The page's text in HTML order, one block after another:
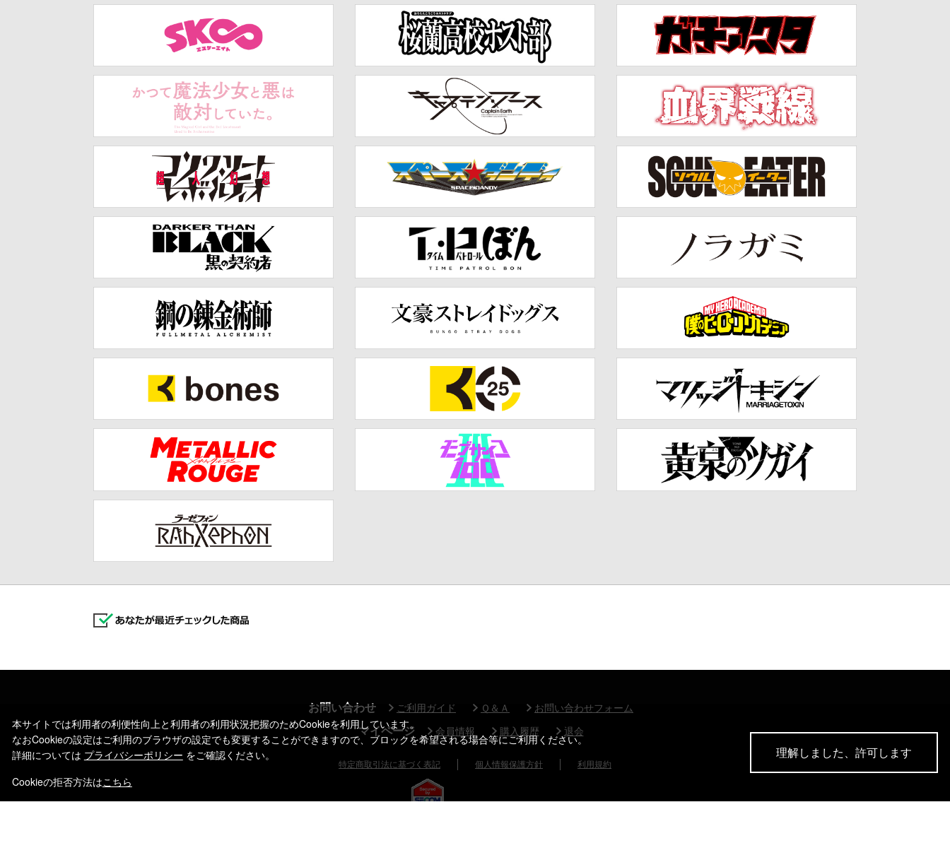
お問い合わせ ご利用ガイド Ｑ＆Ａ お問い合わせフォーム
マイページ 会員情報 購入履歴 退会
特定商取引法に基づく表記 個人情報保護方針 利用規約
本サイトでは利用者の利便性向上と利用者の利用状況把握のためCookieを利用しています。
なおCookieの設定はご利用のブラウザの設定でも変更することができますので、ブロックを希望される場合等にご利用ください。
詳細については プライバシーポリシー をご確認ください。
Cookieの拒否方法はこちら
理解しました、許可します